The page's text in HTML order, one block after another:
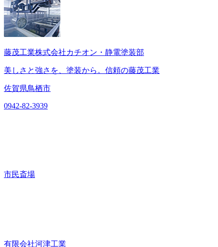
藤茂工業株式会社カチオン・静電塗装部
美しさと強さを、塗装から。信頼の藤茂工業
佐賀県鳥栖市
0942-82-3939
市民斎場
有限会社河津工業